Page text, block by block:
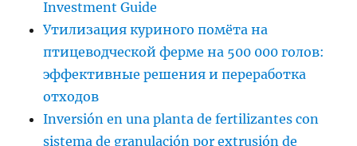
Investment Guide
Утилизация куриного помёта на
птицеводческой ферме на 500 000 голов:
эффективные решения и переработка
отходов
Inversión en una planta de fertilizantes con
sistema de granulación por extrusión de